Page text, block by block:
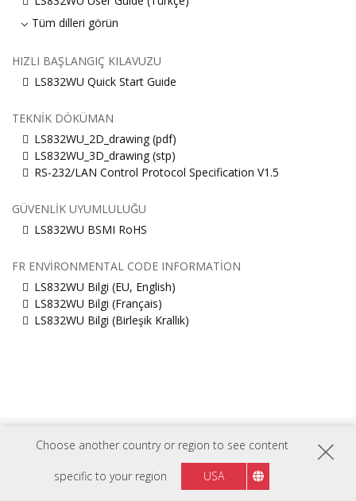
Choose another country or region to see content
specific to your region USA
Tüm dilleri görün
HIZLI BAŞLANGIÇ KILAVUZU
LS832WU Quick Start Guide
TEKNIK DÖKÜMAN
LS832WU_2D_drawing (pdf)
LS832WU_3D_drawing (stp)
RS-232/LAN Control Protocol Specification V1.5
GÜVENLIK UYUMLULUĞU
LS832WU BSMI RoHS
FR ENVIRONMENTAL CODE INFORMATION
LS832WU Bilgi (EU, English)
LS832WU Bilgi (Français)
LS832WU Bilgi (Birleşik Krallık)
Bağlı Kalın